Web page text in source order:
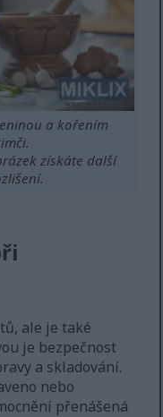
a kořením
získáte další
ale je také
je bezpečnost
a skladování.
nebo
přenášená